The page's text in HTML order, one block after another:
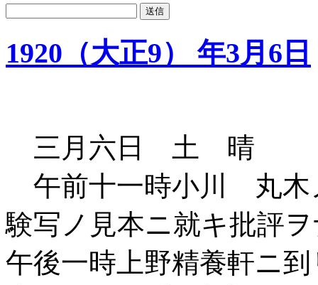
1920（大正9） 年3月6日
三月六日 土 晴
午前十一時小川 丸木
験写ノ見本ニ就キ批評
午後一時上野精養軒ニ